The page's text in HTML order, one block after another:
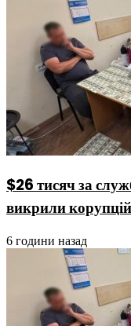
$26 тисяч за
викрили
6 години назад